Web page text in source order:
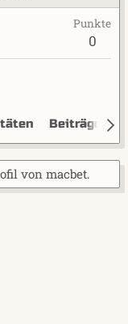
Punkte
0
Beiträge
von macbet.